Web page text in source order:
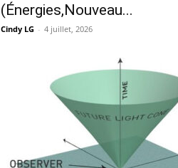
(Énergies,Nouveau...
Cindy LG - 4 juillet, 2026